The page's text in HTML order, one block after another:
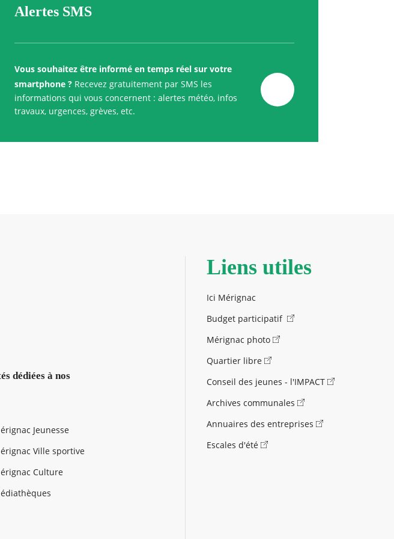
Alertes SMS
Vous souhaitez être informé en temps réel sur votre
smartphone ? Recevez gratuitement par SMS les
informations qui vous concernent : alertes météo, infos
travaux, urgences, grèves, etc.
dédiées à nos
Jeunesse
Ville sportive
Culture
Liens utiles
Ici Mérignac
Budget participatif
Mérignac photo
Quartier libre
Conseil des jeunes - l'IMPACT
Archives communales
Annuaires des entreprises
Escales d'été